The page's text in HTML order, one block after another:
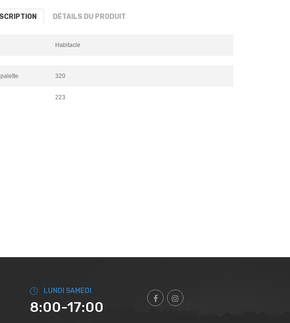
DÉTAILS DU PRODUIT
Habitacle
320
223
LUNDI SAMEDI
8:00-17:00